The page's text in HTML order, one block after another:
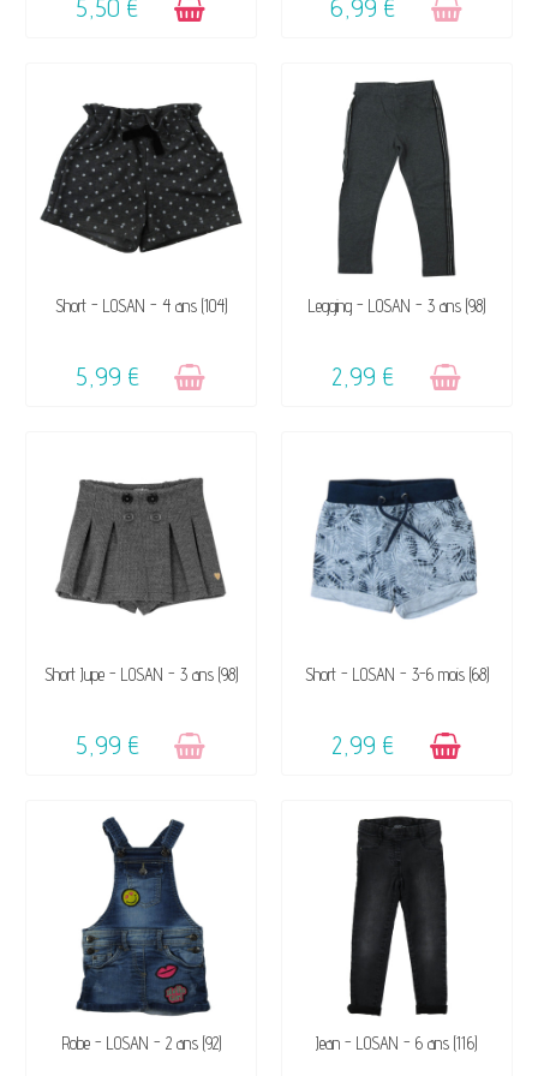
5,50 € 6,99 €
VENDU, VICTIME DE SON
Short - LOSAN - 4 ans (104)
5,99 €
VENDU, VICTIME DE SON
Legging - LOSAN - 3 ans (98)
2,99 €
VENDU, VICTIME DE SON
Short Jupe - LOSAN - 3 ans (98)
5,99 €
DISPONIBLE
Short - LOSAN - 3-6 mois (68)
2,99 €
DISPONIBLE
Robe - LOSAN - 2 ans (92)
VENDU, VICTIME DE SON
Jean - LOSAN - 6 ans (116)